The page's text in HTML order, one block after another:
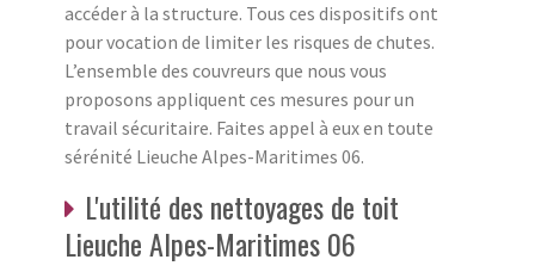
accéder à la structure. Tous ces dispositifs ont
pour vocation de limiter les risques de chutes.
L’ensemble des couvreurs que nous vous
proposons appliquent ces mesures pour un
travail sécuritaire. Faites appel à eux en toute
sérénité Lieuche Alpes-Maritimes 06.
L'utilité des nettoyages de toit
Lieuche Alpes-Maritimes 06